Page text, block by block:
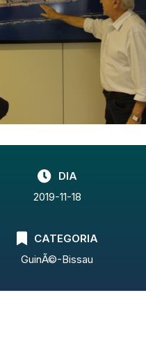
DIA
2019-11-18
CATEGORIA
GuinÃ©-Bissau